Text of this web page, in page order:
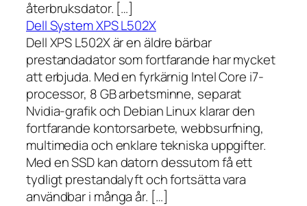
återbruksdator. […]
Dell System XPS L502X
Dell XPS L502X är en äldre bärbar
prestandadator som fortfarande har mycket
att erbjuda. Med en fyrkärnig Intel Core i7-
processor, 8 GB arbetsminne, separat
Nvidia-grafik och Debian Linux klarar den
fortfarande kontorsarbete, webbsurfning,
multimedia och enklare tekniska uppgifter.
Med en SSD kan datorn dessutom få ett
tydligt prestandalyft och fortsätta vara
användbar i många år. […]